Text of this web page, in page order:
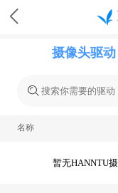
摄像头驱动
名称
暂无HANNTU